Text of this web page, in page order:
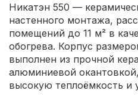
Никатэн 550 —
настенного монтажа,
помещений до 11 м² в
обогрева. Корпус
выполнен из прочной
алюминиевой
высокую теплоёмкость и